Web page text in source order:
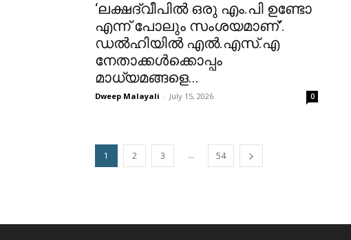
‘ലക്ഷദ്വീപിൽ ഒരു എം.പി ഉണ്ടോ
എന്ന് പോലും സംശയമാണ്’.
ഡൽഹിയിൽ എൽ.എസ്.എ
നേതാക്കൾക്കൊപ്പം
മാധ്യമങ്ങളെ...
Dweep Malayali - July 15, 2026 0
1 2 3 ... 54